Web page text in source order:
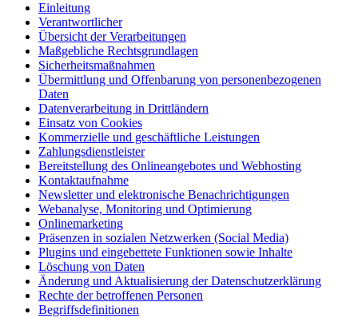
Einleitung
Verantwortlicher
Übersicht der Verarbeitungen
Maßgebliche Rechtsgrundlagen
Sicherheitsmaßnahmen
Übermittlung und Offenbarung von personenbezogenen
Daten
Datenverarbeitung in Drittländern
Einsatz von Cookies
Kommerzielle und geschäftliche Leistungen
Zahlungsdienstleister
Bereitstellung des Onlineangebotes und Webhosting
Kontaktaufnahme
Newsletter und elektronische Benachrichtigungen
Webanalyse, Monitoring und Optimierung
Onlinemarketing
Präsenzen in sozialen Netzwerken (Social Media)
Plugins und eingebettete Funktionen sowie Inhalte
Löschung von Daten
Änderung und Aktualisierung der Datenschutzerklärung
Rechte der betroffenen Personen
Begriffsdefinitionen